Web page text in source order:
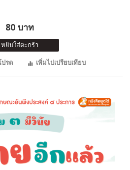
80 บาท
หยิบใส่ตะกร้า
ปรด
เพิ่มไปเปรียบเทียบ